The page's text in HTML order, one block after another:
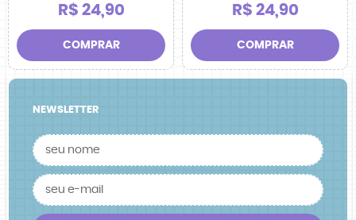
R$ 24,90
COMPRAR
R$ 24,90
COMPRAR
NEWSLETTER